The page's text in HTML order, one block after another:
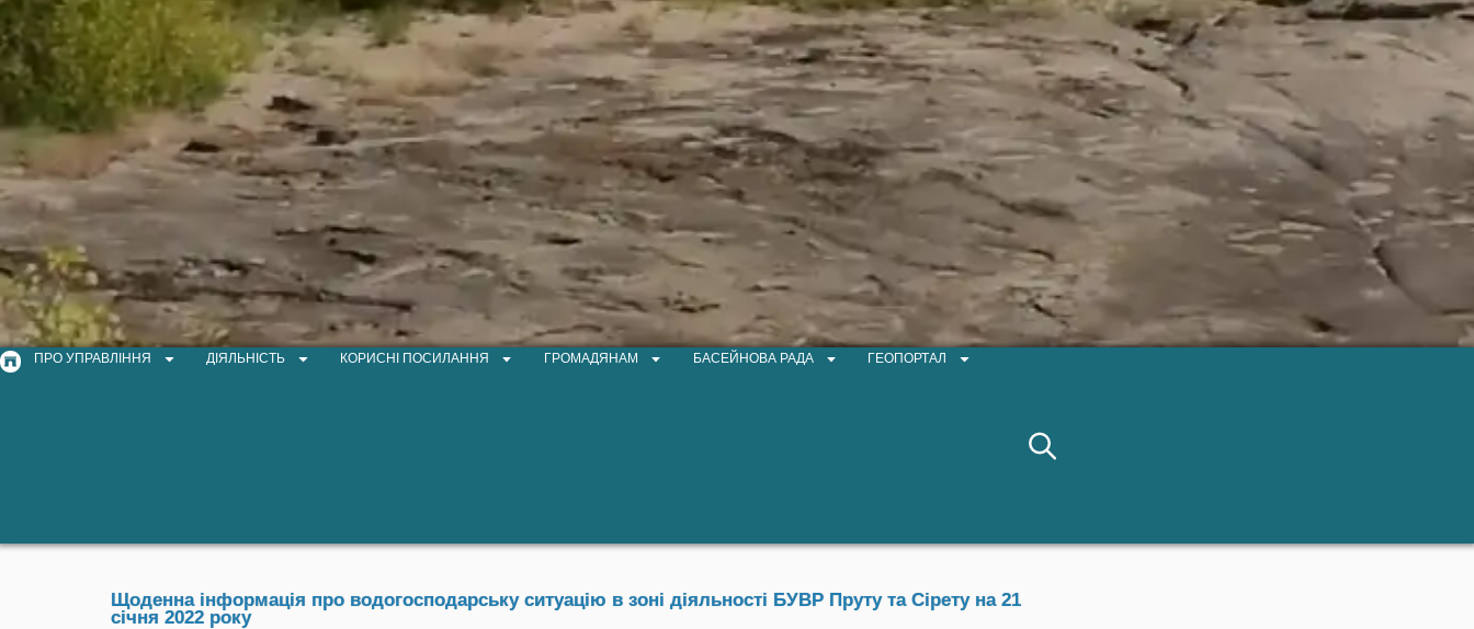
ПРО УПРАВЛІННЯ ДІЯЛЬНІСТЬ КОРИСНІ ПОСИЛАННЯ ГРОМАДЯНАМ БАСЕЙНОВА РАДА ГЕОПОРТАЛ
Щоденна інформація про водогосподарську ситуацію в зоні діяльності БУВР Пруту та Сірету на 21
січня 2022 року